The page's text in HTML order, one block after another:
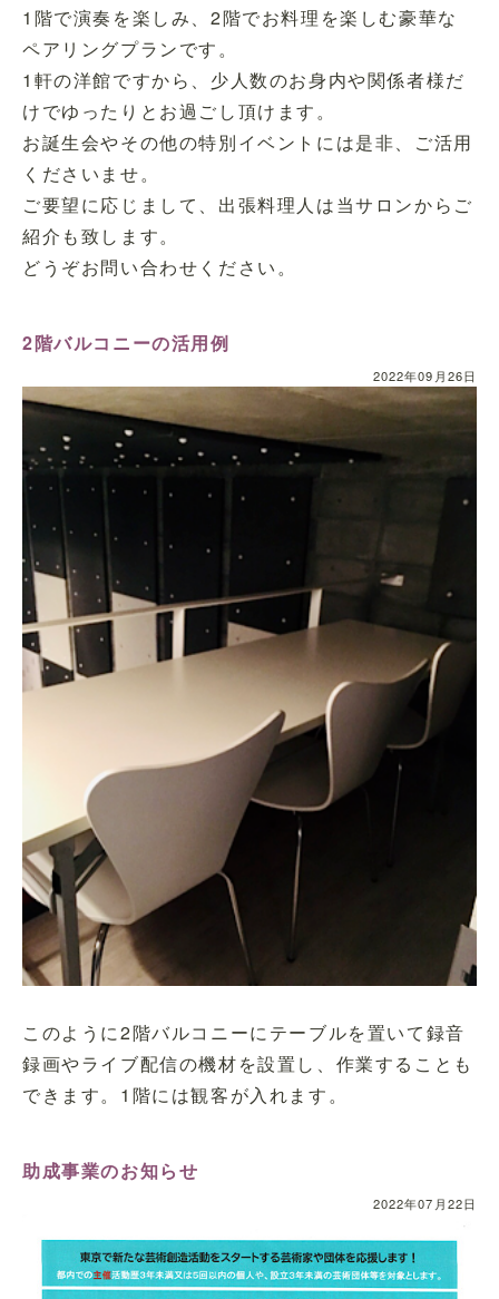
1階で演奏を楽しみ、2階でお料理を楽しむ豪華な
ペアリングプランです。
1軒の洋館ですから、少人数のお身内や関係者様だ
けでゆったりとお過ごし頂けます。
お誕生会やその他の特別イベントには是非、ご活用
くださいませ。
ご要望に応じまして、出張料理人は当サロンからご
紹介も致します。
どうぞお問い合わせください。
2階バルコニーの活用例
2022年09月26日
このように2階バルコニーにテーブルを置いて録音
録画やライブ配信の機材を設置し、作業することも
できます。1階には観客が入れます。
助成事業のお知らせ
2022年07月22日